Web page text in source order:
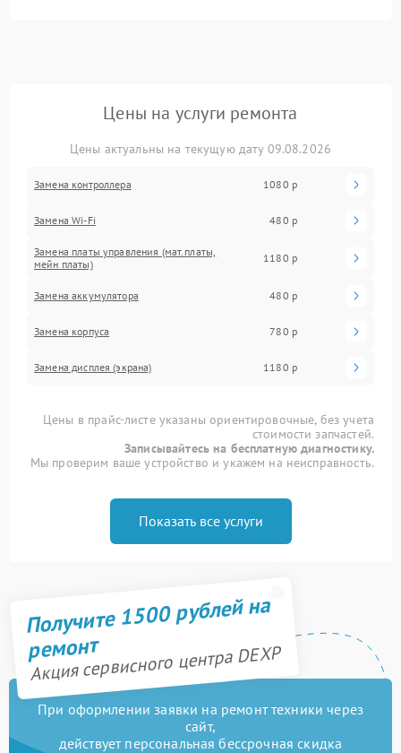
Цены на услуги ремонта
Цены актуальны на текущую дату 09.08.2026
Замена контроллера 1080 р
Замена Wi-Fi 480 р
Замена платы управления (мат.платы,
мейн платы)
1180 р
Замена аккумулятора 480 р
Замена корпуса 780 р
Замена дисплея (экрана) 1180 р
Цены в прайс-листе указаны ориентировочные, без учета
стоимости запчастей.
Записывайтесь на бесплатную диагностику.
Мы проверим ваше устройство и укажем на неисправность.
Показать все услуги
Получите 1500 рублей на
ремонт
Акция сервисного центра DEXP
При оформлении заявки на ремонт техники через
сайт,
действует персональная бессрочная скидка